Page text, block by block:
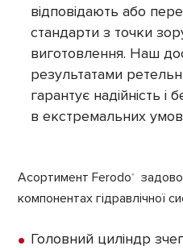
відповідають або
стандарти з точки
виготовлення. Наш
результатами
гарантує надійність і
в екстремальних
Асортимент Ferodo®
компонентах гідравлічної
Головний циліндр